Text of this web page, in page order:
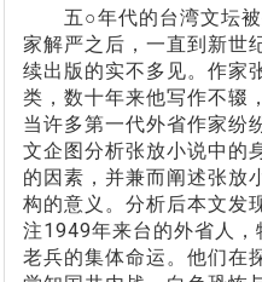
五○年代的台湾文坛被
家解严之后，一直到新世
续出版的实不多见。作家
类，数十年来他写作不辍
当许多第一代外省作家纷
文企图分析张放小说中的
的因素，并兼而阐述张放
构的意义。分析后本文发
注1949年来台的外省人，
老兵的集体命运。他们在